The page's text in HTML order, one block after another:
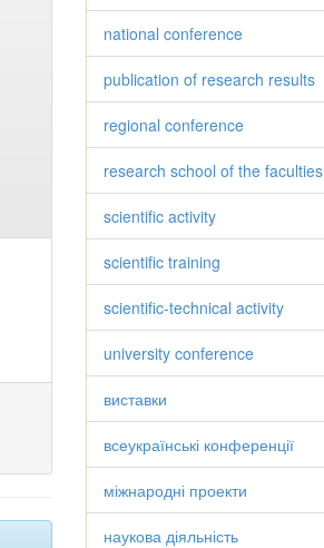
national conference
publication of research results
regional conference
research school of the faculties
scientific activity
scientific training
scientific-technical activity
university conference
виставки
всеукраїнські конференції
міжнародні проекти
наукова діяльність